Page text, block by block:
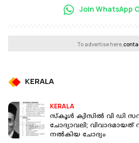
Join WhatsApp
To advertise here,
KERALA
KERALA
സ്‌കൂള്‍ ക്വിസില്‍ വി ഡി
ചോദ്യാവലി; വിവാദമായത്
നല്‍കിയ ചോദ്യം